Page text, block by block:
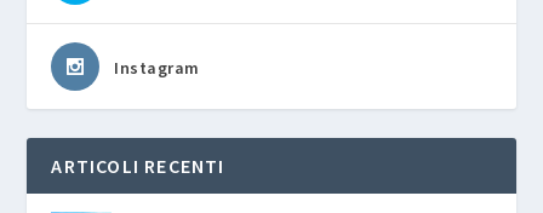
Instagram
ARTICOLI RECENTI